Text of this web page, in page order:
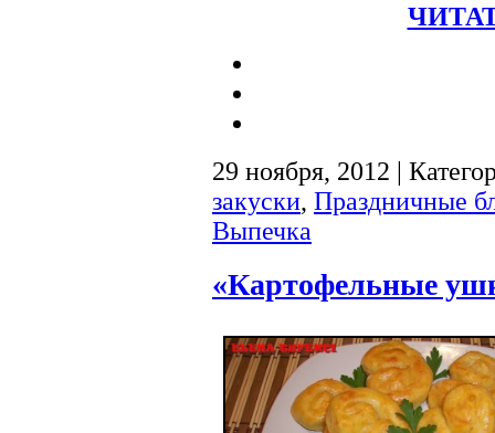
29 ноября, 2012 |
закуски, Праздничные
Выпечка
«Картофельные